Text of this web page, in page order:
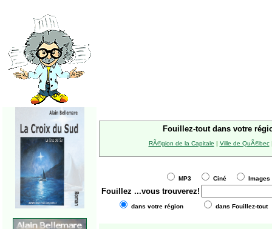
Fouillez-tout dans votre
RÃ©gion de la Capitale | Ville de QuÃ©bec
MP3 Ciné
Fouillez ...vous trouverez!
dans votre région dans Fouillez-tout